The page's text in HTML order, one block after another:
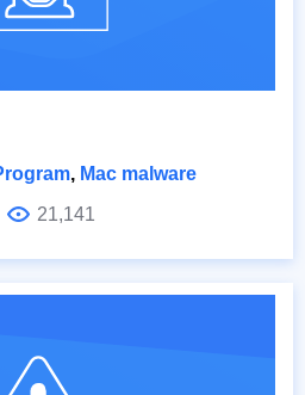
, Mac malware
21,141